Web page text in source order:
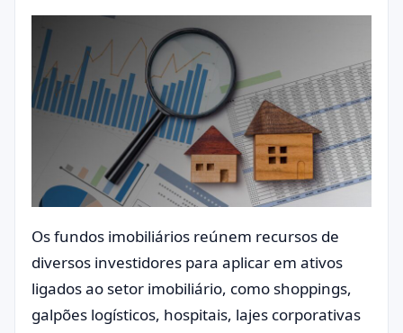
Os fundos imobiliários reúnem recursos de
diversos investidores para aplicar em ativos
ligados ao setor imobiliário, como shoppings,
galpões logísticos, hospitais, lajes corporativas